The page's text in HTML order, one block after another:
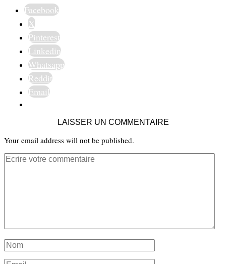
Facebook
X
Pinterest
Linkedin
Whatsapp
Reddit
Email
LAISSER UN COMMENTAIRE
Your email address will not be published.